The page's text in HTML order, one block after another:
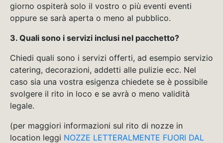
giorno ospiterà solo il vostro o più eventi eventi
oppure se sarà aperta o meno al pubblico.
3. Quali sono i servizi inclusi nel pacchetto?
Chiedi quali sono i servizi offerti, ad esempio servizio
catering, decorazioni, addetti alle pulizie ecc. Nel
caso sia una vostra esigenza chiedete se è possibile
svolgere il rito in loco e se avrà o meno validità
legale.
(per maggiori informazioni sul rito di nozze in
location leggi NOZZE LETTERALMENTE FUORI DAL